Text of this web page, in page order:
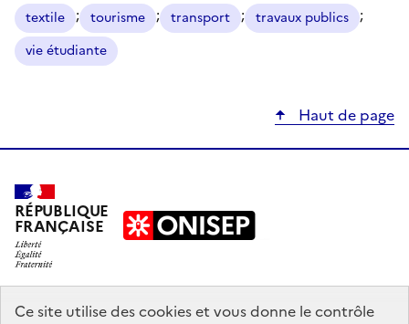
Ce site utilise des cookies et vous donne le contrôle
textile ; tourisme ; transport ; travaux publics ;
vie étudiante
Haut de page
RÉPUBLIQUE
FRANÇAISE
education.gouv.fr